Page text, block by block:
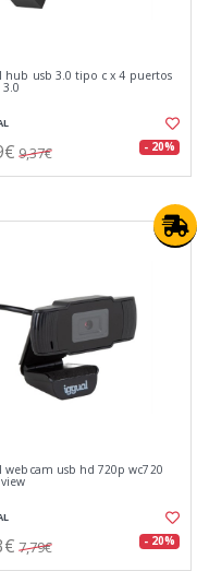
hub usb 3.0 tipo c x 4 puertos
3.0
9,37€ - 20%
webcam usb hd 720p wc720
7,79€ - 20%